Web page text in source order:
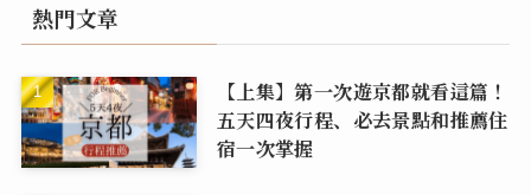
熱門文章
【上集】第一次遊京都就看這篇！
五天四夜行程、必去景點和推薦住
宿一次掌握